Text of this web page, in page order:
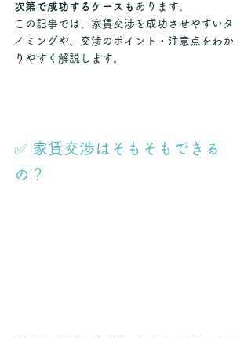
次第で成功するケースも あります。
この記事では、家賃交渉を成功させやすいタ
イミングや、交渉のポイント・注意点をわか
りやすく解説します。
✅ 家賃交渉はそもそもできる
の？